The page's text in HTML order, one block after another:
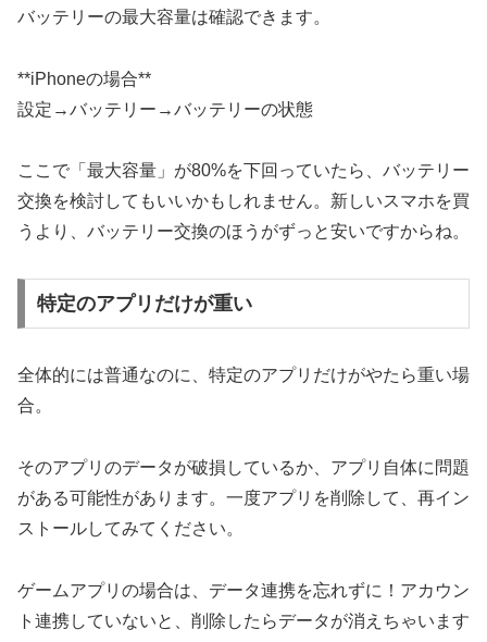
バッテリーの最大容量は確認できます。
**iPhoneの場合**
設定→バッテリー→バッテリーの状態
ここで「最大容量」が80%を下回っていたら、バッテリー
交換を検討してもいいかもしれません。新しいスマホを買
うより、バッテリー交換のほうがずっと安いですからね。
特定のアプリだけが重い
全体的には普通なのに、特定のアプリだけがやたら重い場
合。
そのアプリのデータが破損しているか、アプリ自体に問題
がある可能性があります。一度アプリを削除して、再イン
ストールしてみてください。
ゲームアプリの場合は、データ連携を忘れずに！アカウン
ト連携していないと、削除したらデータが消えちゃいます